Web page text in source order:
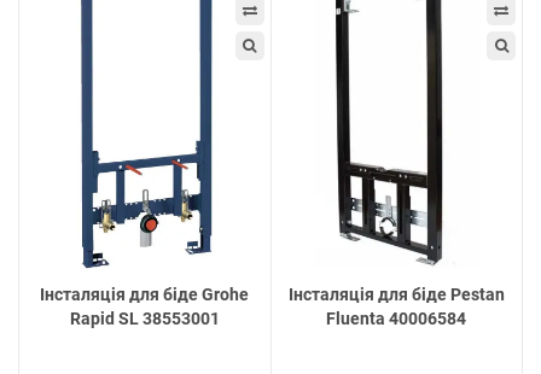
Інсталяція для біде Grohe
Rapid SL 38553001
Інсталяція для біде Pestan
Fluenta 40006584